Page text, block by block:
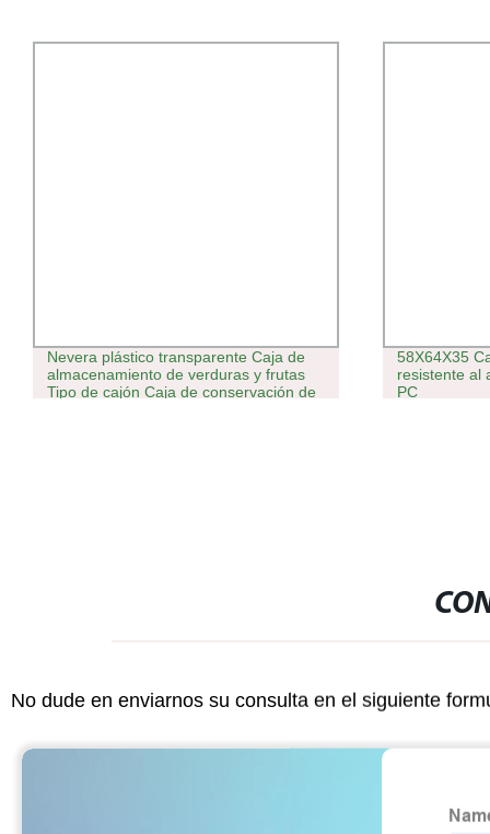
Nevera plástico transparente Caja de
almacenamiento de verduras y frutas
Tipo de cajón Caja de conservación de
58X64X35
resistente al
PC
No dude en enviarnos su consulta en el siguiente